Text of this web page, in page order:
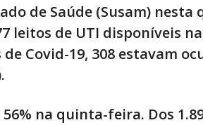
de Saúde (Susam) nesta
leitos de UTI disponíveis
Covid-19, 308 estavam
na quinta-feira. Dos